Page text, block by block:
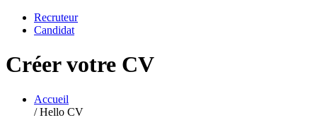
Recruteur
Candidat
Créer votre CV
Accueil
/ Hello CV